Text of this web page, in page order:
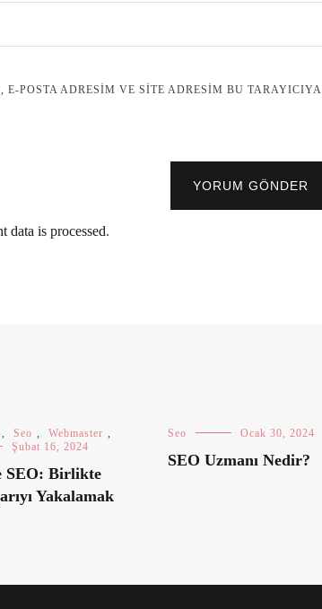
POSTA ADRESIM VE SITE ADRESIM BU TARAYICIYA
YORUM GÖNDER
data is processed.
, Seo , Webmaster ,
Şubat 16, 2024
SEO: Birlikte
Yakalamak
Seo Ocak 30, 2024
SEO Uzmanı Nedir?